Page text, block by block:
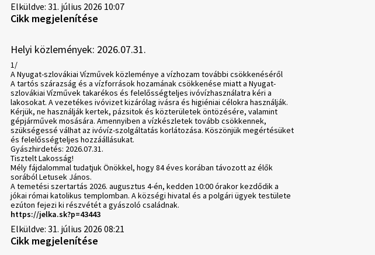
Elküldve: 31. július 2026 10:07
Cikk megjelenítése
Helyi közlemények: 2026.07.31.
1/
A Nyugat-szlovákiai Vízművek közleménye a vízhozam további csökkenéséről
A tartós szárazság és a vízforrások hozamának csökkenése miatt a Nyugat-
szlovákiai Vízművek takarékos és felelősségteljes ivóvízhasználatra kéri a
lakosokat. A vezetékes ivóvizet kizárólag ivásra és higiéniai célokra használják.
Kérjük, ne használják kertek, pázsitok és közterületek öntözésére, valamint
gépjárművek mosására. Amennyiben a vízkészletek tovább csökkennek,
szükségessé válhat az ivóvíz-szolgáltatás korlátozása. Köszönjük megértésüket
és felelősségteljes hozzáállásukat.
Gyászhirdetés: 2026.07.31.
Tisztelt Lakosság!
Mély fájdalommal tudatjuk Önökkel, hogy 84 éves korában távozott az élők
sorából Letusek János.
A temetési szertartás 2026. augusztus 4-én, kedden 10:00 órakor kezdődik a
jókai római katolikus templomban. A községi hivatal és a polgári ügyek testülete
ezúton fejezi ki részvétét a gyászoló családnak.
https://jelka.sk?p=43443
Elküldve: 31. július 2026 08:21
Cikk megjelenítése